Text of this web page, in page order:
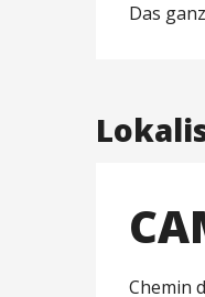
Das
Chemin